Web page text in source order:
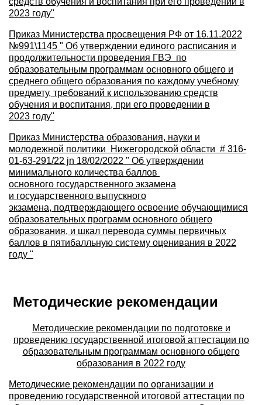
2023 году"
Приказ Министерства просвещения РФ от 16.11.2022
№991\1145 " Об утверждении единого расписания и
продолжительности проведения ГВЭ по
образовательным программам основного общего и
среднего общего образования по каждому учебному
предмету, требований к использованию средств
обучения и воспитания, при его проведении в
2023 году"
Приказ Министерства образования, науки и
молодежной политики Нижегородской области # 316-
01-63-291/22 jn 18/02/2022 " Об утверждении
минимального количества баллов
основного государственного экзамена
и государственного выпускного
экзамена, подтверждающего освоение обучающимися
образовательных программ основного общего
образования, и шкал перевода суммы первичных
баллов в пятибалльную систему оценивания в 2022
году "
Методические рекомендации
Методические рекомендации по подготовке и
проведению государственной итоговой аттестации по
образовательным программам основного общего
образования в 2022 году
Методические рекомендации по организации и
проведению государственной итоговой аттестации по